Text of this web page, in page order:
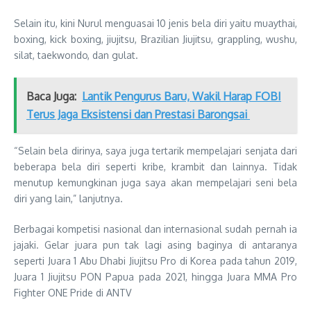
Selain itu, kini Nurul menguasai 10 jenis bela diri yaitu muaythai,
boxing, kick boxing, jiujitsu, Brazilian Jiujitsu, grappling, wushu,
silat, taekwondo, dan gulat.
Baca Juga: Lantik Pengurus Baru, Wakil Harap FOBI
Terus Jaga Eksistensi dan Prestasi Barongsai
“Selain bela dirinya, saya juga tertarik mempelajari senjata dari
beberapa bela diri seperti kribe, krambit dan lainnya. Tidak
menutup kemungkinan juga saya akan mempelajari seni bela
diri yang lain,” lanjutnya.
Berbagai kompetisi nasional dan internasional sudah pernah ia
jajaki. Gelar juara pun tak lagi asing baginya di antaranya
seperti Juara 1 Abu Dhabi Jiujitsu Pro di Korea pada tahun 2019,
Juara 1 Jiujitsu PON Papua pada 2021, hingga Juara MMA Pro
Fighter ONE Pride di ANTV